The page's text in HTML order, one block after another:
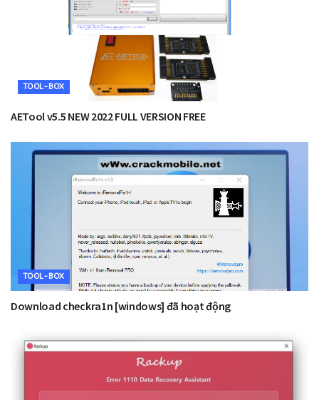
TOOL-BOX
AETool v5.5 NEW 2022 FULL VERSION FREE
TOOL-BOX
Download checkra1n [windows] đã hoạt động